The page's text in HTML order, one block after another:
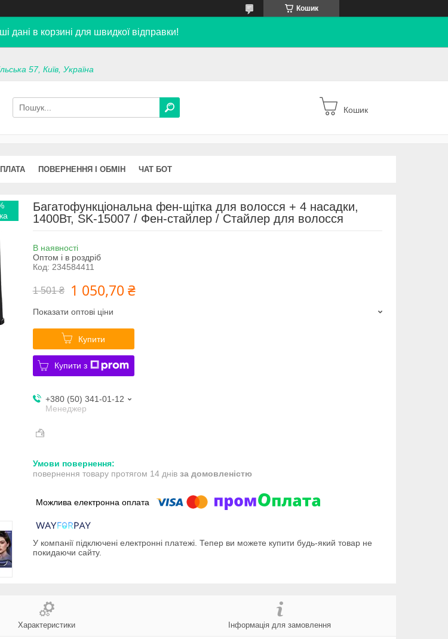
Кошик
дані в корзині для швидкої відправки!
57, Київ, Україна
Кошик
ПОВЕРНЕННЯ І ОБМІН ЧАТ БОТ
Багатофункціональна фен-щітка для волосся + 4 насадки,
1400Вт, SK-15007 / Фен-стайлер / Стайлер для волосся
В наявності
Оптом і в роздріб
Код: 234584411
1 501 ₴ 1 050,70 ₴
Показати оптові ціни
Купити
Купити з
+380 (50) 341-01-12
Менеджер
повернення товару протягом 14 днів за домовленістю
У компанії підключені електронні платежі. Тепер ви можете купити будь-який товар не
покидаючи сайту.
Характеристики Інформація для замовлення